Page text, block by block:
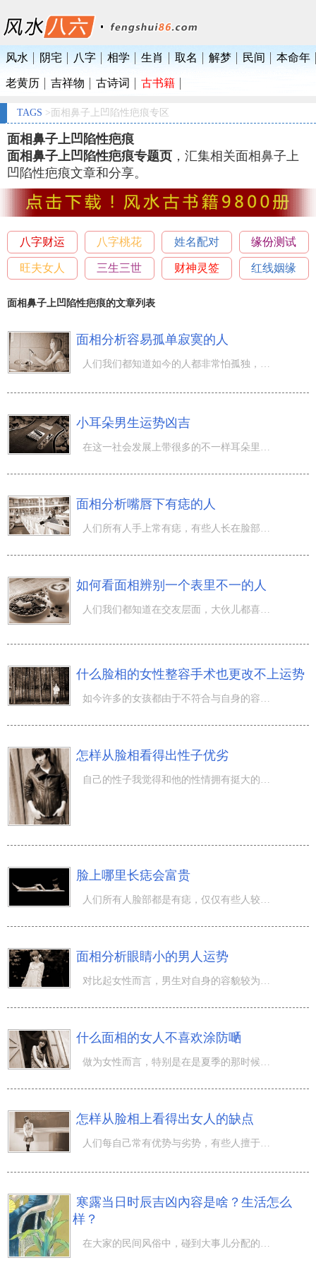
风水 阴宅 八字 相学 生肖 取名 解梦 民间 本命年
老黄历 吉祥物 古诗词 古书籍
TAGS >面相鼻子上凹陷性疤痕专区
面相鼻子上凹陷性疤痕
面相鼻子上凹陷性疤痕专题页 ，汇集相关面相鼻子上
凹陷性疤痕文章和分享。
八字财运 八字桃花 姓名配对 缘份测试
旺夫女人 三生三世 财神灵签 红线姻缘
面相鼻子上凹陷性疤痕的文章列表
面相分析容易孤单寂寞的人
人们我们都知道如今的人都非常怕孤独，由于人是群居动物，人们人们不可或缺社交媒体。因而有的人就非常非常
小耳朵男生运势凶吉
在这一社会发展上带很多的不一样耳朵里面的人，有些人耳朵大，许多人耳朵里面却不大，人们我们都知道耳朵大
面相分析嘴唇下有痣的人
人们所有人手上常有痣，有些人长在脸部，有些人长在人体上。当期的 面相图解 人们就我们一起来看一下嘴巴正
如何看面相辨别一个表里不一的人
人们我们都知道在交友层面，大伙儿都喜爱交给1个可以深交的盆友，几乎就讨厌和言行不一的人交友，由于人们
什么脸相的女性整容手术也更改不上运势
如今许多的女孩都由于不符合与自身的容颜而挑选去整容手术，有些人整完后之后不但越来越更信心，运势也越来
怎样从脸相看得出性子优劣
脸上哪里长痣会富贵
面相分析眼睛小的男人运势
什么面相的女人不喜欢涂防嗮
怎样从脸相上看得出女人的缺点
寒露当日时辰吉凶內容是啥？生活怎么
样？
在大家的民间风俗中，碰到大事儿分配的情况下都是会先查询黄历找寻吉日吉时才可以分配事儿，而除开找黄道吉